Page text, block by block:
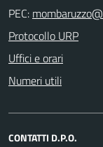
PEC:
Protocollo URP
Uffici e orari
Numeri utili
CONTATTI D.P.O.